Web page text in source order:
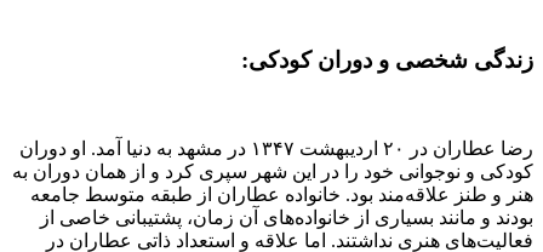
زندگی شخصی و دوران کودکی:
رضا عطاران در ۲۰ اردیبهشت ۱۳۴۷ در مشهد به دنیا آمد. او دوران
کودکی و نوجوانی خود را در این شهر سپری کرد و از همان دوران به
هنر و طنز علاقه‌مند بود. خانواده عطاران از طبقه متوسط جامعه
بودند و مانند بسیاری از خانواده‌های آن زمان، پشتیبانی خاصی از
فعالیت‌های هنری نداشتند. اما علاقه و استعداد ذاتی عطاران در